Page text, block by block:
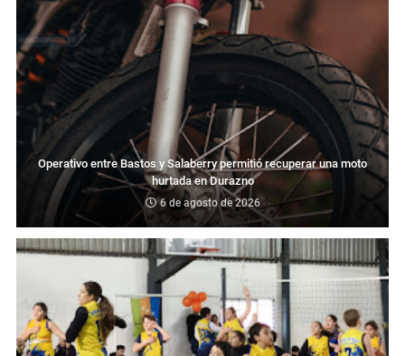
Operativo entre Bastos y Salaberry permitió recuperar una moto
hurtada en Durazno
6 de agosto de 2026